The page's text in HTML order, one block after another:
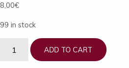
8,00€
99 in stock
ADD TO CART